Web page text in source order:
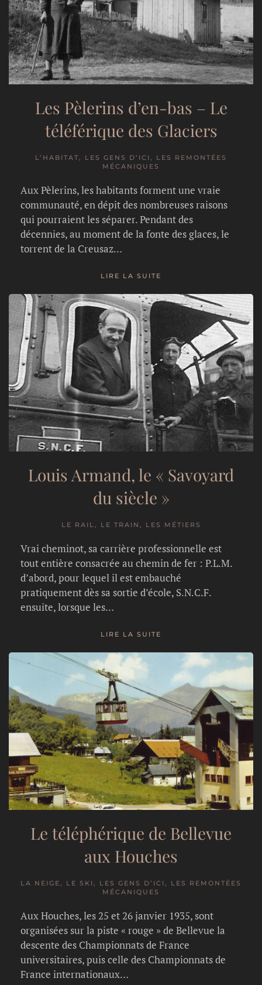
Les Pèlerins d’en-bas – Le
téléférique des Glaciers
L’HABITAT, LES GENS D’ICI, LES REMONTÉES
MÉCANIQUES
Aux Pèlerins, les habitants forment une vraie
communauté, en dépit des nombreuses raisons
qui pourraient les séparer. Pendant des
décennies, au moment de la fonte des glaces, le
torrent de la Creusaz…
LIRE LA SUITE
Louis Armand, le « Savoyard
du siècle »
LE RAIL, LE TRAIN, LES MÉTIERS
Vrai cheminot, sa carrière professionnelle est
tout entière consacrée au chemin de fer : P.L.M.
d’abord, pour lequel il est embauché
pratiquement dès sa sortie d’école, S.N.C.F.
ensuite, lorsque les…
LIRE LA SUITE
Le téléphérique de Bellevue
aux Houches
LA NEIGE, LE SKI, LES GENS D’ICI, LES REMONTÉES
MÉCANIQUES
Aux Houches, les 25 et 26 janvier 1935, sont
organisées sur la piste « rouge » de Bellevue la
descente des Championnats de France
universitaires, puis celle des Championnats de
France internationaux…